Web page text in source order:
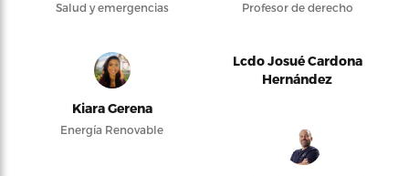
Salud y emergencias Profesor de derecho
Kiara Gerena
Energía Renovable
Lcdo Josué Cardona
Hernández